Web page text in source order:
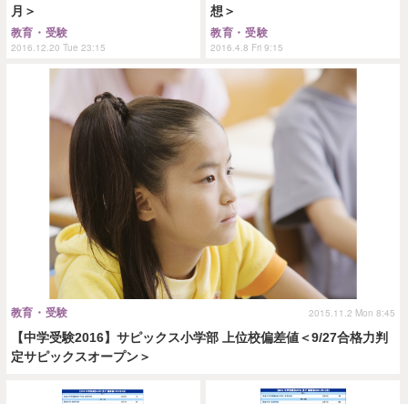
月＞
教育・受験
2016.12.20 Tue 23:15
想＞
教育・受験
2016.4.8 Fri 9:15
【中学受験2016】サピックス小学部 上位校偏差値＜9/27合格力判
定サピックスオープン＞
教育・受験 2015.11.2 Mon 8:45